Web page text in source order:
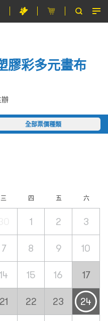
膠彩多元畫布
辦
全部票價種類
三 四 五 六
1 2 3
7 8 9 10
14 15 16 17
21 22 23 24